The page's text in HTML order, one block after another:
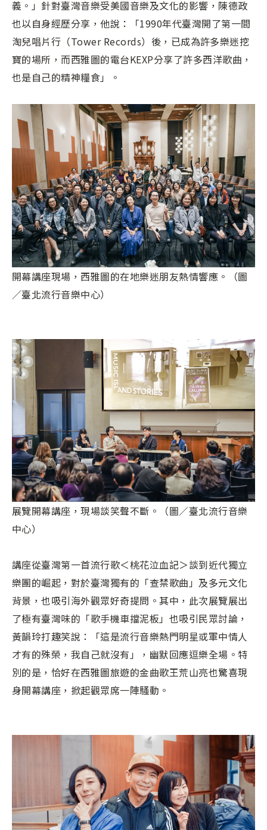
義。」針對臺灣音樂受美國音樂及文化的影響，陳德政
也以自身經歷分享，他說：「1990年代臺灣開了第一間
淘兒唱片行（Tower Records）後，已成為許多樂迷挖
寶的場所，而西雅圖的電台KEXP分享了許多西洋歌曲，
也是自己的精神糧食」。
開幕講座現場，西雅圖的在地樂迷朋友熱情響應。（圖
／臺北流行音樂中心）
展覽開幕講座，現場談笑聲不斷。（圖／臺北流行音樂
中心）
講座從臺灣第一首流行歌＜桃花泣血記＞談到近代獨立
樂團的崛起，對於臺灣獨有的「查禁歌曲」及多元文化
背景，也吸引海外觀眾好奇提問。其中，此次展覽展出
了極有臺灣味的「歌手機車擋泥板」也吸引民眾討論，
黃韻玲打趣笑說：「這是流行音樂熱門明星或軍中情人
才有的殊榮，我自己就沒有」，幽默回應逗樂全場。特
別的是，恰好在西雅圖旅遊的金曲歌王荒山亮也驚喜現
身開幕講座，掀起觀眾席一陣騷動。